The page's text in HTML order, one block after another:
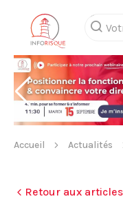
Accueil Actualités
Retour aux articles